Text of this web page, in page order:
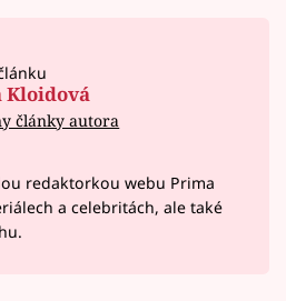
Kloidová
články autora
redaktorkou webu Prima
a celebritách, ale také